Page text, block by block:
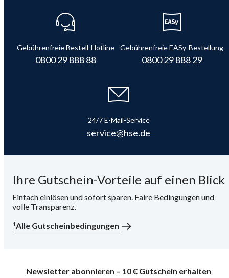
Gebührenfreie Bestell-Hotline
0800 29 888 88
Gebührenfreie EASy-Bestellung
0800 29 888 29
24/7 E-Mail-Service
service@hse.de
Ihre Gutschein-Vorteile auf einen Blick
Einfach einlösen und sofort sparen. Faire Bedingungen und
volle Transparenz.
1Alle Gutscheinbedingungen
Newsletter abonnieren – 10 € Gutschein erhalten